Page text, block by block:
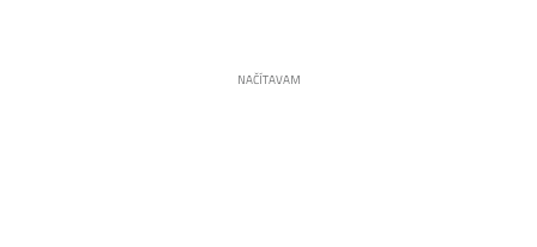
NAČÍTAVAM